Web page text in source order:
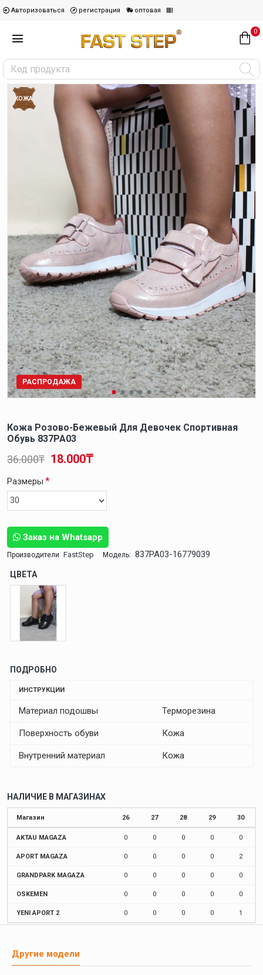
Авторизоваться регистрация оптовая
0
КОЖА
РАСПРОДАЖА
Кожа Розово-Бежевый Для Девочек Спортивная
Обувь 837PA03
Заказ на Whatsapp
Производители FastStep Модель: 837PA03-16779039
18.000₸
36.000₸
Размеры
ЦВЕТА
ПОДРОБНО
ИНСТРУКЦИИ
Материал подошвы Терморезина
Поверхность обуви Кожа
Внутренний материал Кожа
НАЛИЧИЕ В МАГАЗИНАХ
Магазин 26 27 28 29 30
AKTAU MAGAZA 0 0 0 0 0
APORT MAGAZA 0 0 0 0 2
GRANDPARK MAGAZA 0 0 0 0 0
OSKEMEN 0 0 0 0 0
YENI APORT 2 0 0 0 0 1
Другие модели